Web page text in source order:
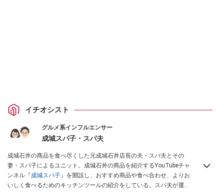
イチオシスト
グルメ系インフルエンサー
成城スパ子・スパ夫
成城石井の商品を食べ尽くした元成城石井店長の夫・スパ夫とその
妻・スパ子によるユニット。成城石井の商品を紹介するYouTubeチャ
ンネル『成城スパ子』を開設し、おすすめ商品や食べ合わせ、よりお
いしく食べるためのキッチンツールの紹介をしている。スパ夫が運営